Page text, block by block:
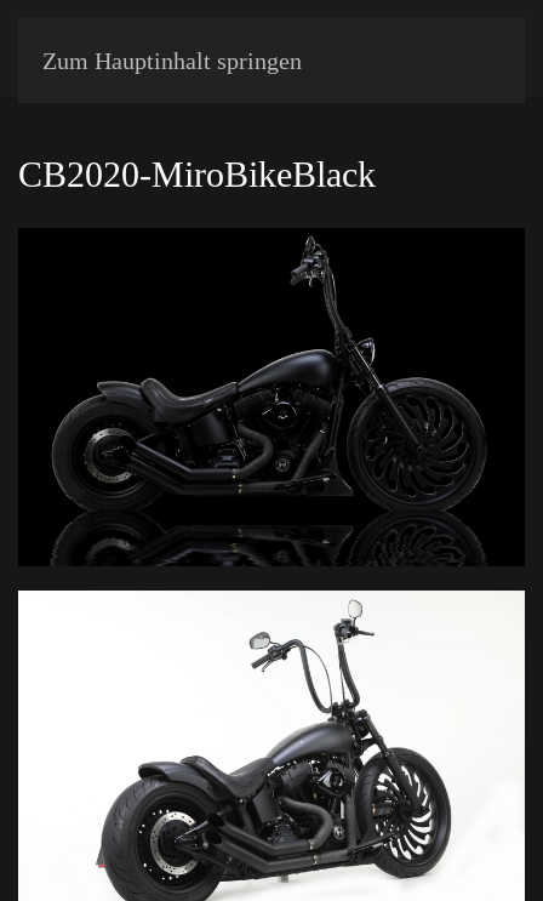
Zum Hauptinhalt springen
CB2020-MiroBikeBlack